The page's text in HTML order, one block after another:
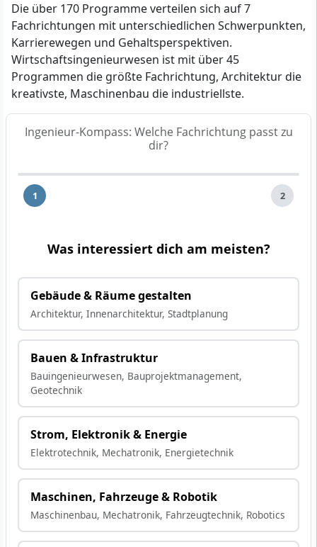
Die über 170 Programme verteilen sich auf 7
Fachrichtungen mit unterschiedlichen Schwerpunkten,
Karrierewegen und Gehaltsperspektiven.
Wirtschaftsingenieurwesen ist mit über 45
Programmen die größte Fachrichtung, Architektur die
kreativste, Maschinenbau die industriellste.
Ingenieur-Kompass: Welche Fachrichtung passt zu
dir?
1 2
Was interessiert dich am meisten?
Gebäude & Räume gestalten
Architektur, Innenarchitektur, Stadtplanung
Bauen & Infrastruktur
Bauingenieurwesen, Bauprojektmanagement,
Geotechnik
Strom, Elektronik & Energie
Elektrotechnik, Mechatronik, Energietechnik
Maschinen, Fahrzeuge & Robotik
Maschinenbau, Mechatronik, Fahrzeugtechnik, Robotics